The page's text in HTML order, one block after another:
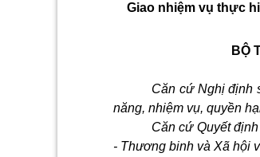
Giao nhiệm vụ thực
BỘ
Căn cứ Nghị định
năng, nhiệm vụ, quyền
Căn cứ Quyết
- Thương binh và Xã hội